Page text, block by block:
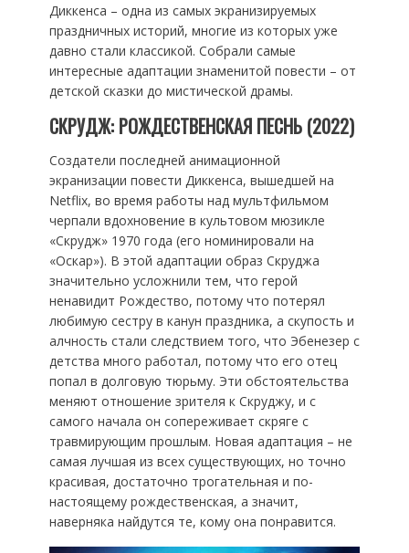
Диккенса – одна из самых экранизируемых
праздничных историй, многие из которых уже
давно стали классикой. Собрали самые
интересные адаптации знаменитой повести – от
детской сказки до мистической драмы.
СКРУДЖ: РОЖДЕСТВЕНСКАЯ ПЕСНЬ (2022)
Создатели последней анимационной
экранизации повести Диккенса, вышедшей на
Netflix, во время работы над мультфильмом
черпали вдохновение в культовом мюзикле
«Скрудж» 1970 года (его номинировали на
«Оскар»). В этой адаптации образ Скруджа
значительно усложнили тем, что герой
ненавидит Рождество, потому что потерял
любимую сестру в канун праздника, а скупость и
алчность стали следствием того, что Эбенезер с
детства много работал, потому что его отец
попал в долговую тюрьму. Эти обстоятельства
меняют отношение зрителя к Скруджу, и с
самого начала он сопереживает скряге с
травмирующим прошлым. Новая адаптация – не
самая лучшая из всех существующих, но точно
красивая, достаточно трогательная и по-
настоящему рождественская, а значит,
наверняка найдутся те, кому она понравится.